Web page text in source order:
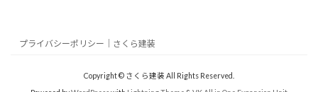
プライバシーポリシー｜さくら建装
Copyright © さくら建装 All Rights Reserved.